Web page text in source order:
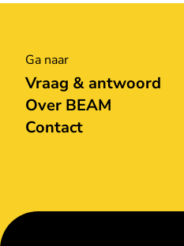
Ga naar
Vraag & antwoord
Over BEAM
Contact